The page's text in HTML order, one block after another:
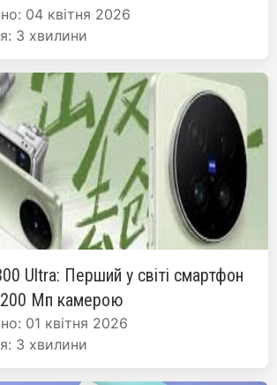
04 квітня 2026
3 хвилини
Ultra: Перший у світі смартфон
200 Мп камерою
01 квітня 2026
3 хвилини